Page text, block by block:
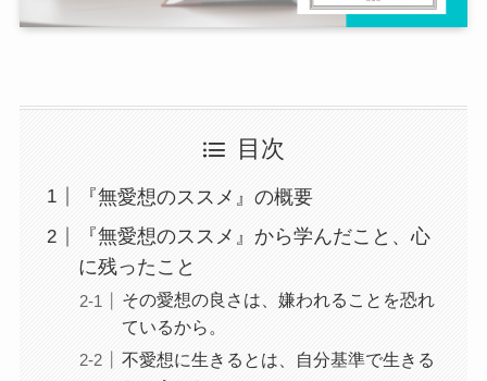
目次
『無愛想のススメ』の概要
『無愛想のススメ』から学んだこと、心
に残ったこと
その愛想の良さは、嫌われることを恐れ
ているから。
不愛想に生きるとは、自分基準で生きる